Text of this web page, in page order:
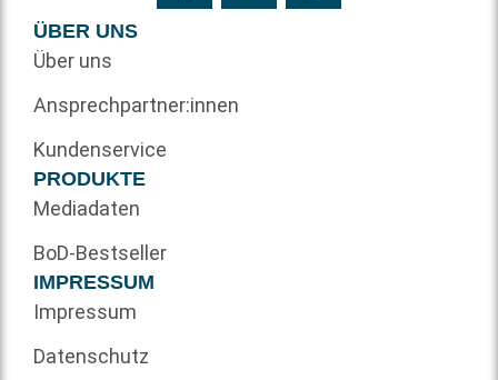
ÜBER UNS
Über uns
Ansprechpartner:innen
Kundenservice
PRODUKTE
Mediadaten
BoD-Bestseller
IMPRESSUM
Impressum
Datenschutz